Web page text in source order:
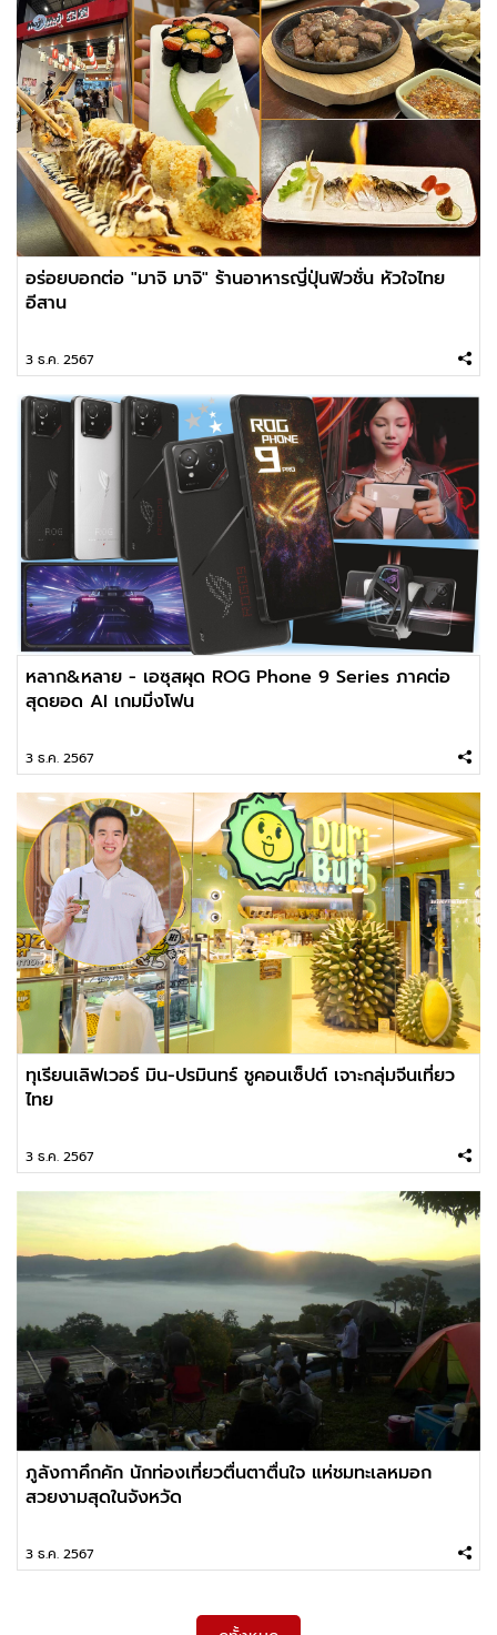
อร่อยบอกต่อ "มาจิ มาจิ" ร้านอาหารญี่ปุ่นฟิวชั่น หัวใจไทย
อีสาน
3 ธ.ค. 2567
หลาก&หลาย - เอซุสผุด ROG Phone 9 Series ภาคต่อ
สุดยอด AI เกมมิ่งโฟน
3 ธ.ค. 2567
ทุเรียนเลิฟเวอร์ มิน-ปรมินทร์ ชูคอนเซ็ปต์ เจาะกลุ่มจีนเที่ยว
ไทย
3 ธ.ค. 2567
ภูลังกาคึกคัก นักท่องเที่ยวตื่นตาตื่นใจ แห่ชมทะเลหมอก
สวยงามสุดในจังหวัด
3 ธ.ค. 2567